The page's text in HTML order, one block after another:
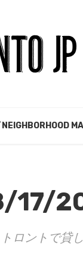
17/
ロントで貸